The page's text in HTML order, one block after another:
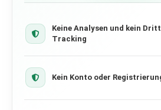
Keine Analysen und kein
Tracking
Kein Konto oder